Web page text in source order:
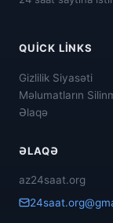
QUICK LINKS
Gizlilik Siyasəti
Məlumatların
Əlaqə
ƏLAQƏ
az24saat.org